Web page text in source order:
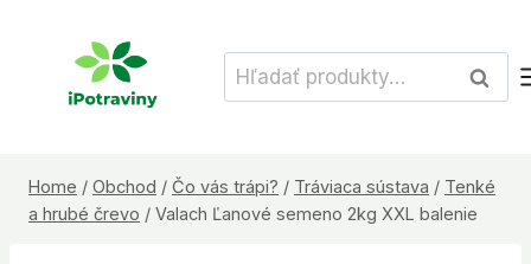
Hľadať:
Home / Obchod / Čo vás trápi? / Tráviaca sústava / Tenké
a hrubé črevo / Valach Ľanové semeno 2kg XXL balenie